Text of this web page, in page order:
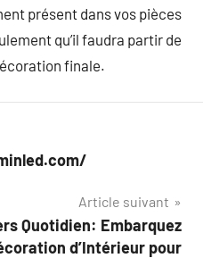
présent dans vos pièces
qu’il faudra partir de
finale.
Article suivant
Quotidien: Embarquez
d’Intérieur pour